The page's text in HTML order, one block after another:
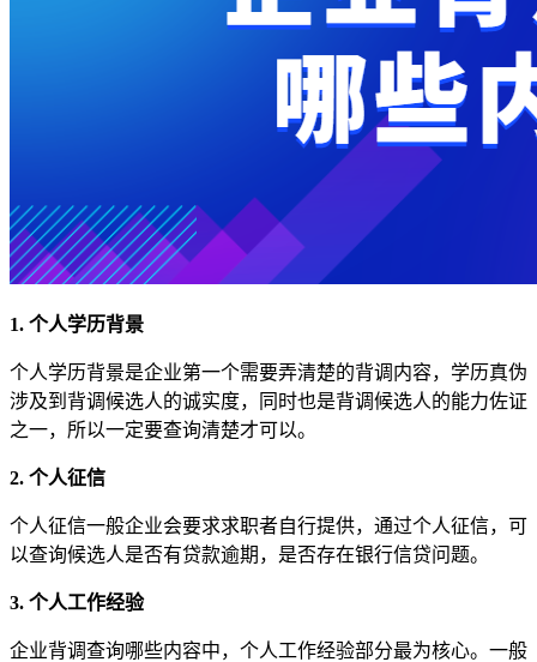
1. 个人学历背景
个人学历背景是企业第一个需要弄清楚的背调内容，学历真伪
涉及到背调候选人的诚实度，同时也是背调候选人的能力佐证
之一，所以一定要查询清楚才可以。
2. 个人征信
个人征信一般企业会要求求职者自行提供，通过个人征信，可
以查询候选人是否有贷款逾期，是否存在银行信贷问题。
3. 个人工作经验
企业背调查询哪些内容中，个人工作经验部分最为核心。一般